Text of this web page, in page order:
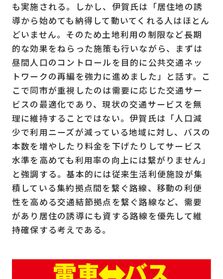
も実施される。しかし、伊賀氏は「居住地の誘
導から始めても納得して動いてくれる人はほとん
どいません。そのため土地利用の制限など長期
的な効果をねらった施策も行いながら、まずは
昼間人口のコントロールを目的に公共交通ネッ
トワークの再編を強力に進めました」と話す。こ
こで同市が重視したのは需要に応じた交通サー
ビスの最適化であり、現状の交通サービスを無
理に維持することではない。伊賀氏は「人口減
少で利用ニーズが減っている地域に対し、バスの
本数を増やしたり料金を下げたりしてサービス
水準を高めても利用率の向上には繋がりません」
と強調する。基本的には従来生活利便施設が集
積している集約拠点間を繋ぐ路線、移動の利便
性を高める交通結節拠点を繋ぐ路線など、需要
があり居住の誘導にも資する路線を優先して維
持確保する考えである。